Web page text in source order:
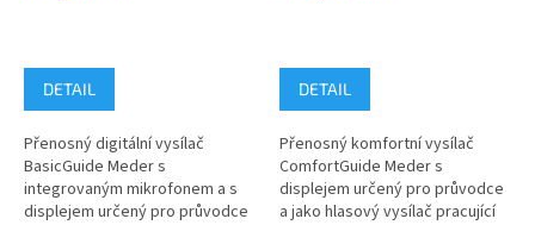
DETAIL
Přenosný digitální vysílač
BasicGuide Meder s
integrovaným mikrofonem a s
displejem určený pro průvodce
DETAIL
Přenosný komfortní vysílač
ComfortGuide Meder s
displejem určený pro průvodce
a jako hlasový vysílač pracující